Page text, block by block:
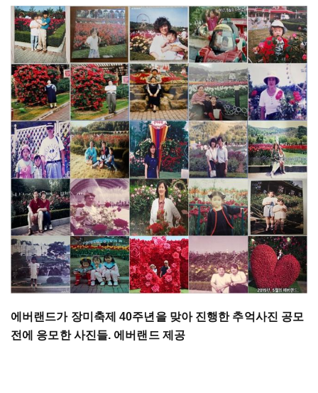
에버랜드가 장미축제 40주년을 맞아 진행한 추억사진 공모
전에 응모한 사진들. 에버랜드 제공